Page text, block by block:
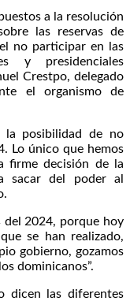
a la resolución
las reservas de
no participar en las
y presidenciales
Crestpo, delegado
el organismo de
la posibilidad de no
Lo único que hemos
firme decisión de la
sacar del poder al
del 2024, porque hoy
se han realizado,
gobierno, gozamos
dominicanos”.
dicen las diferentes